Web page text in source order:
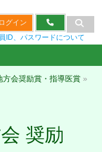
ログイン
ID、パスワードについて
方会奨励賞・指導医賞 »
奨励